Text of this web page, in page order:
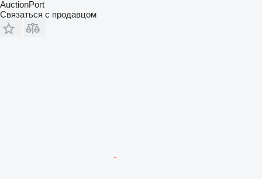
AuctionPort
Связаться с продавцом